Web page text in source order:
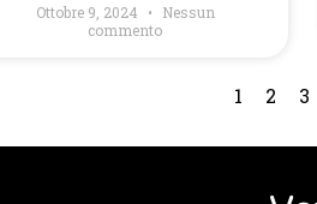
Ottobre 9, 2024
Nessun
commento
1 2 3